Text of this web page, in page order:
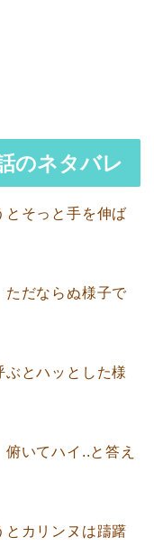
のネタバレ
とそっと手を伸ば
ただならぬ様子で
とハッとした様
いてハイ..と答え
とカリンヌは躊躇